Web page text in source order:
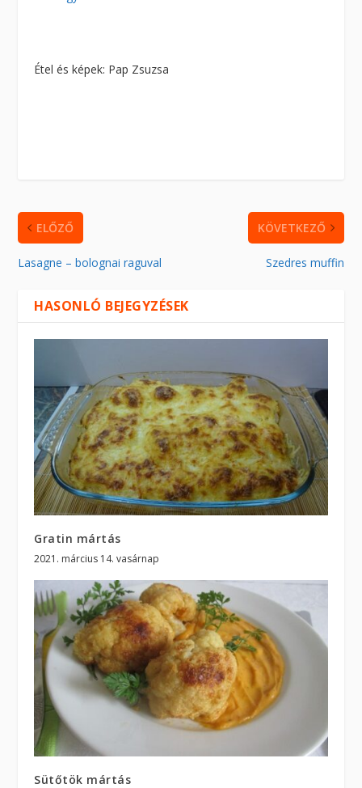
Étel és képek: Pap Zsuzsa
ELŐZŐ
Lasagne – bolognai raguval
KÖVETKEZŐ
Szedres muffin
HASONLÓ BEJEGYZÉSEK
Gratin mártás
2021. március 14. vasárnap
Sütőtök mártás